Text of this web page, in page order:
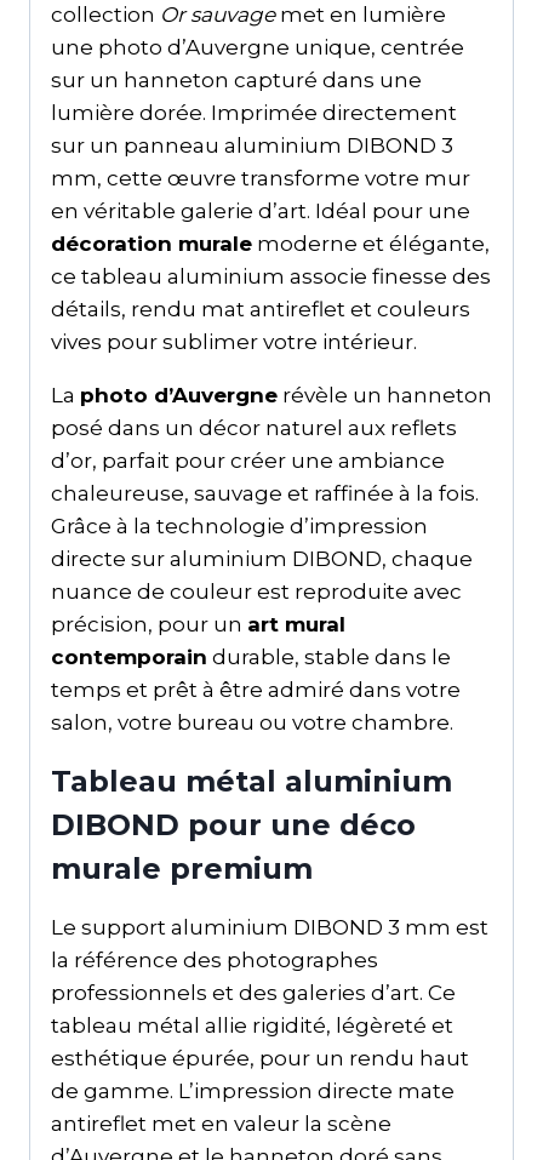
collection Or sauvagemet en lumière
une photo d’Auvergne unique, centrée
sur un hanneton capturé dans une
lumière dorée. Imprimée directement
sur un panneau aluminium DIBOND 3
mm, cette œuvre transforme votre mur
en véritable galerie d’art. Idéal pour une
décoration murale moderne et élégante,
ce tableau aluminium associe finesse des
détails, rendu mat antireflet et couleurs
vives pour sublimer votre intérieur.
La photo d’Auvergne révèle un hanneton
posé dans un décor naturel aux reflets
d’or, parfait pour créer une ambiance
chaleureuse, sauvage et raffinée à la fois.
Grâce à la technologie d’impression
directe sur aluminium DIBOND, chaque
nuance de couleur est reproduite avec
précision, pour un art mural
contemporain durable, stable dans le
temps et prêt à être admiré dans votre
salon, votre bureau ou votre chambre.
Tableau métal aluminium
DIBOND pour une déco
murale premium
Le support aluminium DIBOND 3 mm est
la référence des photographes
professionnels et des galeries d’art. Ce
tableau métal allie rigidité, légèreté et
esthétique épurée, pour un rendu haut
de gamme. L’impression directe mate
antireflet met en valeur la scène